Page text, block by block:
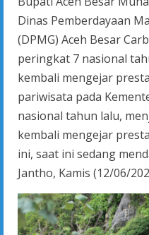
Dinas Pemberdayaan
(DPMG) Aceh Besar
peringkat 7 nasional
kembali mengejar
pariwisata pada
nasional tahun lalu,
kembali mengejar
ini, saat ini sedang
Jantho, Kamis (12/06/